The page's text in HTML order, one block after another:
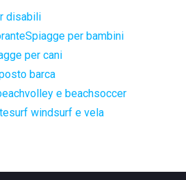
disabili
Spiagge per bambini
per cani
barca
e beachsoccer
windsurf e vela